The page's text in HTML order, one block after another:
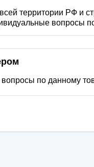
территории РФ и
вопросы
вопросы по данному